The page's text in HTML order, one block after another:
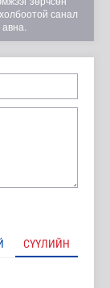
холбоотой санал
СҮҮЛИЙН